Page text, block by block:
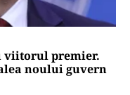
viitorul premier.
noului guvern